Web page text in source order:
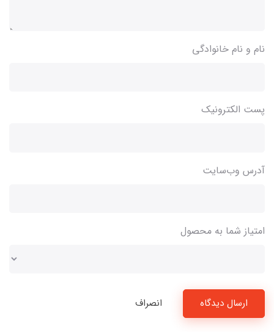
نام و نام خانوادگی
پست الکترونیک
آدرس وب‌سایت
امتیاز شما به محصول
ارسال دیدگاه انصراف